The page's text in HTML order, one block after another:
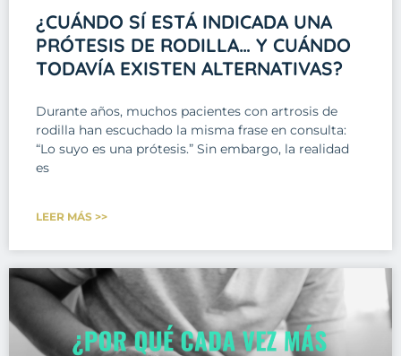
¿CUÁNDO SÍ ESTÁ INDICADA UNA
PRÓTESIS DE RODILLA… Y CUÁNDO
TODAVÍA EXISTEN ALTERNATIVAS?
Durante años, muchos pacientes con artrosis de
rodilla han escuchado la misma frase en consulta:
“Lo suyo es una prótesis.” Sin embargo, la realidad
es
LEER MÁS >>